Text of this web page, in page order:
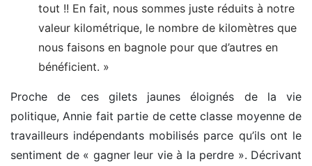
tout !! En fait, nous sommes juste réduits à notre
valeur kilométrique, le nombre de kilomètres que
nous faisons en bagnole pour que d’autres en
bénéficient. »
Proche de ces gilets jaunes éloignés de la vie
politique, Annie fait partie de cette classe moyenne de
travailleurs indépendants mobilisés parce qu’ils ont le
sentiment de « gagner leur vie à la perdre ». Décrivant